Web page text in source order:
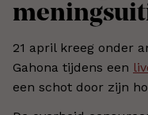
21 april kreeg onder
Gahona tijdens een
een schot door zijn